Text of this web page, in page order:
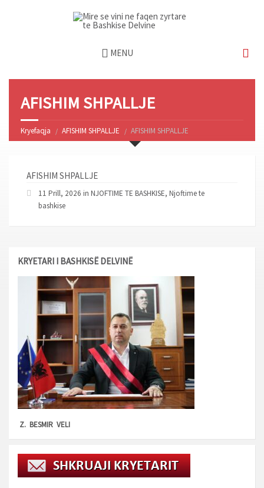
MENU
AFISHIM SHPALLJE
Kryefaqja AFISHIM SHPALLJE AFISHIM SHPALLJE
AFISHIM SHPALLJE
11 Prill, 2026 in NJOFTIME TE BASHKISE, Njoftime te
bashkise
KRYETARI I BASHKISË DELVINË
Z. BESMIR VELI